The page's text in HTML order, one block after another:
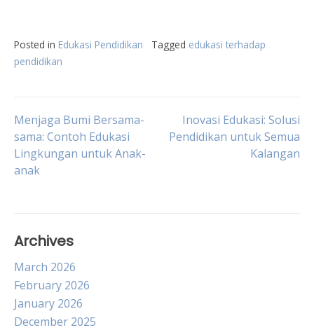
Posted in Edukasi Pendidikan Tagged edukasi terhadap
pendidikan
Post
navigation
Menjaga Bumi Bersama-
sama: Contoh Edukasi
Lingkungan untuk Anak-
anak
Inovasi Edukasi: Solusi
Pendidikan untuk Semua
Kalangan
Archives
March 2026
February 2026
January 2026
December 2025